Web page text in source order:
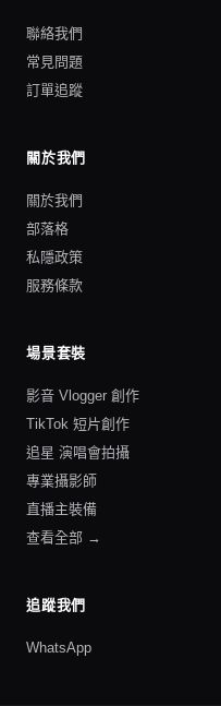
聯絡我們
常見問題
訂單追蹤
關於我們
關於我們
部落格
私隱政策
服務條款
場景套裝
影音 Vlogger 創作
TikTok 短片創作
追星 演唱會拍攝
專業攝影師
直播主裝備
查看全部 →
追蹤我們
WhatsApp